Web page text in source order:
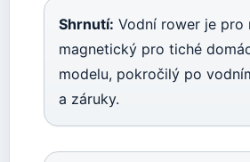
Shrnutí: Vodní rower je
magnetický pro tiché
modelu, pokročilý po
a záruky.